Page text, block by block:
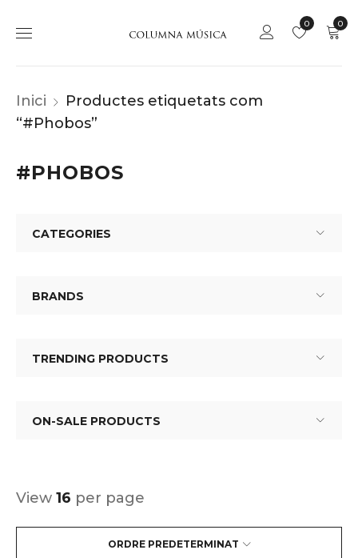
0
0
Inici
Productes etiquetats com
“#Phobos”
#PHOBOS
CATEGORIES
BRANDS
TRENDING PRODUCTS
ON-SALE PRODUCTS
ORDRE PREDETERMINAT
View 16 per page